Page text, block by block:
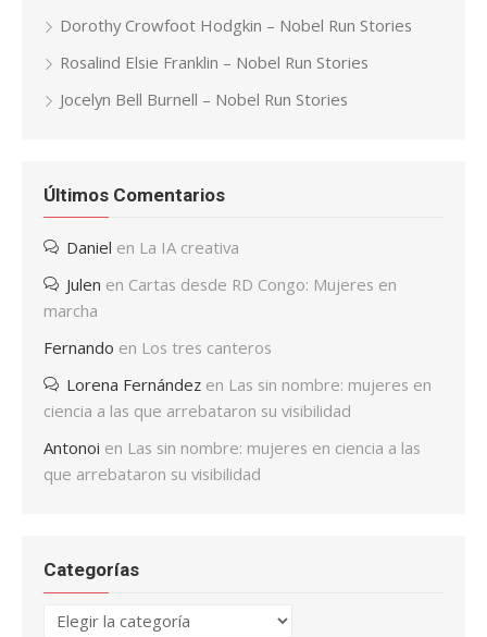
Dorothy Crowfoot Hodgkin – Nobel Run Stories
Rosalind Elsie Franklin – Nobel Run Stories
Jocelyn Bell Burnell – Nobel Run Stories
Últimos Comentarios
Daniel en La IA creativa
Julen en Cartas desde RD Congo: Mujeres en
marcha
Fernando en Los tres canteros
Lorena Fernández en Las sin nombre: mujeres en
ciencia a las que arrebataron su visibilidad
Antonoi en Las sin nombre: mujeres en ciencia a las
que arrebataron su visibilidad
Categorías
Categorías